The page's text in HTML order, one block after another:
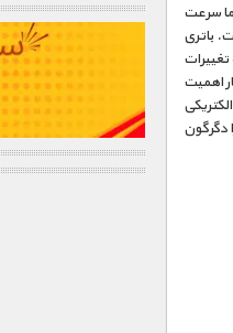
سرعت
باتری
اهمیت
دگرگون